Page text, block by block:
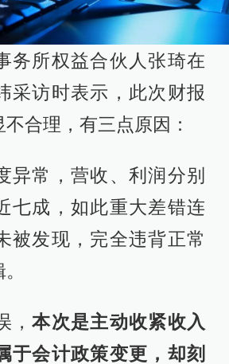
务所权益合伙人张琦在
采访时表示，此次财报
合理，有三点原因：
异常，营收、利润分别
七成，如此重大差错连
被发现，完全违背正常
，本次是主动收紧收入
于会计政策变更，却刻